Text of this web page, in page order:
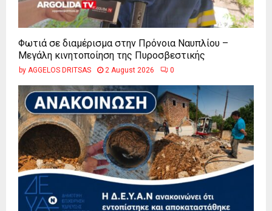
Φωτιά σε διαμέρισμα στην Πρόνοια Ναυπλίου –
Μεγάλη κινητοποίηση της Πυροσβεστικής
by AGGELOS DRITSAS 2 August 2026 0